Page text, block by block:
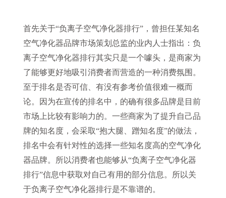
首先关于“负离子空气净化器排行”，曾担任某知名
空气净化器品牌市场策划总监的业内人士指出：负
离子空气净化器排行其实只是一个噱头，是商家为
了能够更好地吸引消费者而营造的一种消费氛围。
至于排名是否可信、有没有参考价值很难一概而
论。因为在宣传的排名中，的确有很多品牌是目前
市场上比较有影响力的。一些商家为了提升自己品
牌的知名度，会采取“抱大腿、蹭知名度”的做法，
排名中会有针对性的选择一些知名度高的空气净化
器品牌。所以消费者也能够从“负离子空气净化器
排行”信息中获取对自己有用的部分信息。所以关
于负离子空气净化器排行是不靠谱的。